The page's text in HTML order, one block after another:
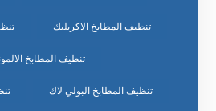
تنظيف المطابخ الاكريليك
تنظيف المطابخ
تنظيف المطابخ البولي لاك